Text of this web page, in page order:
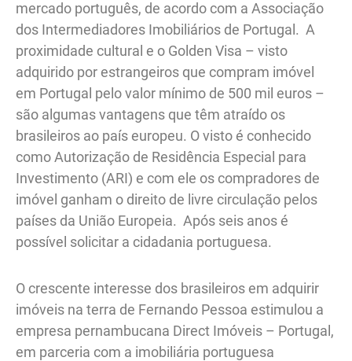
mercado português, de acordo com a Associação
dos Intermediadores Imobiliários de Portugal. A
proximidade cultural e o Golden Visa – visto
adquirido por estrangeiros que compram imóvel
em Portugal pelo valor mínimo de 500 mil euros –
são algumas vantagens que têm atraído os
brasileiros ao país europeu. O visto é conhecido
como Autorização de Residência Especial para
Investimento (ARI) e com ele os compradores de
imóvel ganham o direito de livre circulação pelos
países da União Europeia. Após seis anos é
possível solicitar a cidadania portuguesa.
O crescente interesse dos brasileiros em adquirir
imóveis na terra de Fernando Pessoa estimulou a
empresa pernambucana Direct Imóveis – Portugal,
em parceria com a imobiliária portuguesa